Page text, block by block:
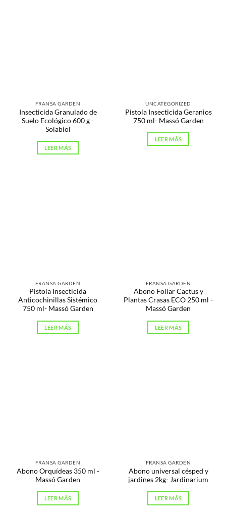
FRANSA GARDEN
Insecticida Granulado de
Suelo Ecológico 600 g -
Solabiol
LEER MÁS
UNCATEGORIZED
Pistola Insecticida Geranios
750 ml- Massó Garden
LEER MÁS
FRANSA GARDEN
Pistola Insecticida
Anticochinillas Sistémico
750 ml- Massó Garden
LEER MÁS
FRANSA GARDEN
Abono Foliar Cactus y
Plantas Crasas ECO 250 ml -
Massó Garden
LEER MÁS
FRANSA GARDEN
Abono Orquídeas 350 ml -
Massó Garden
LEER MÁS
FRANSA GARDEN
Abono universal césped y
jardines 2kg- Jardinarium
LEER MÁS